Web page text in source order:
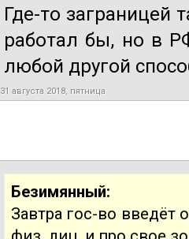
Где-то заграницей
работал бы, но в
любой другой
31 августа 2018, пятница
Безимянный:
Завтра гос-во введёт